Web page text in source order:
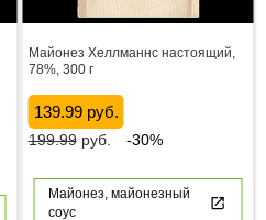
Майонез Хеллманнс настоящий,
78%, 300 г
139.99 руб.
199.99руб. -30%
Майонез, майонезный
соус